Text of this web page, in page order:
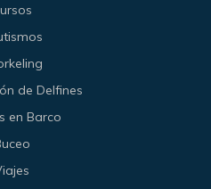
de Delfines
en Barco